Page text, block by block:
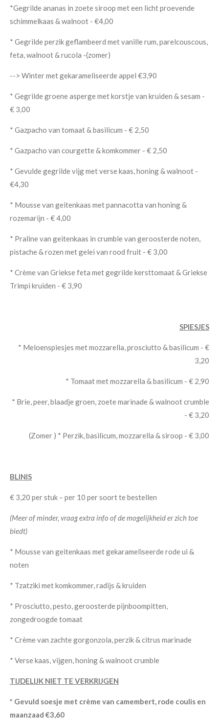
*Gegrilde ananas in zoete siroop met een licht proevende
schimmelkaas & walnoot - €4,00
* Gegrilde perzik geflambeerd met vanille rum, parelcouscous,
feta, walnoot & rucola -(zomer)
--> Winter met gekarameliseerde appel €3,90
* Gegrilde groene asperge met korstje van kruiden & sesam -
€ 3,00
* Gazpacho van tomaat & basilicum - € 2,50
* Gazpacho van courgette & komkommer - € 2,50
* Gevulde gegrilde vijg met verse kaas, honing & walnoot -
€4,30
* Mousse van geitenkaas met pannacotta van honing &
rozemarijn - € 4,00
* Praline van geitenkaas in crumble van geroosterde noten,
pistache & rozen met gelei van rood fruit - € 3,00
* Crème van Griekse feta met gegrilde kersttomaat & Griekse
Trimpi kruiden - € 3,90
SPIESJES
* Meloenspiesjes met mozzarella, prosciutto & basilicum - €
3,20
* Tomaat met mozzarella & basilicum - € 2,90
* Brie, peer, blaadje groen, zoete marinade & walnoot crumble
- € 3,20
(Zomer ) * Perzik, basilicum, mozzarella & siroop - € 3,00
BLINIS
€ 3,20 per stuk – per 10 per soort te bestellen
(Meer of minder, vraag extra info of de mogelijkheid er zich toe
biedt)
* Mousse van geitenkaas met gekarameliseerde rode ui &
noten
* Tzatziki met komkommer, radijs & kruiden
* Prosciutto, pesto, geroosterde pijnboompitten,
zongedroogde tomaat
* Crème van zachte gorgonzola, perzik & citrus marinade
* Verse kaas, vijgen, honing & walnoot crumble
TIJDELIJK NIET TE VERKRIJGEN
* Gevuld soesje met crème van camembert, rode coulis en
maanzaad €3,60